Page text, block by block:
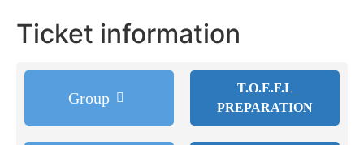
Ticket information
Group
T.O.E.F.L
PREPARATION